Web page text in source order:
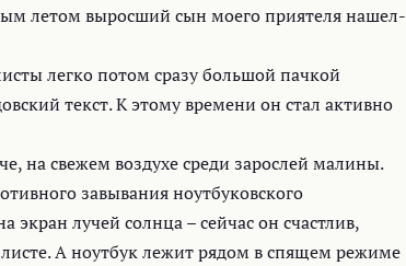
летом выросший сын моего приятеля нашел-
легко потом сразу большой пачкой
текст. К этому времени он стал активно
на свежем воздухе среди зарослей малины.
завывания ноутбуковского
экран лучей солнца – сейчас он счастлив,
А ноутбук лежит рядом в спящем режиме